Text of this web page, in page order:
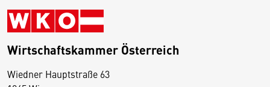
Wirtschaftskammer Österreich
Wiedner Hauptstraße 63
D